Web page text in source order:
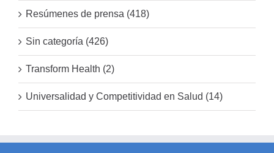
Resúmenes de prensa (418)
Sin categoría (426)
Transform Health (2)
Universalidad y Competitividad en Salud (14)